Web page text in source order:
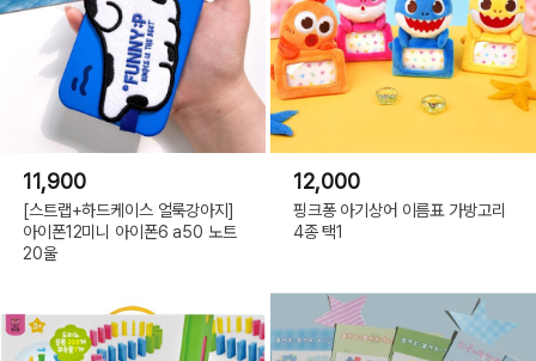
11,900
[스트랩+하드케이스 얼룩강아지]
아이폰12미니 아이폰6 a50 노트
20울
12,000
핑크퐁 아기상어 이름표 가방고리
4종 택1